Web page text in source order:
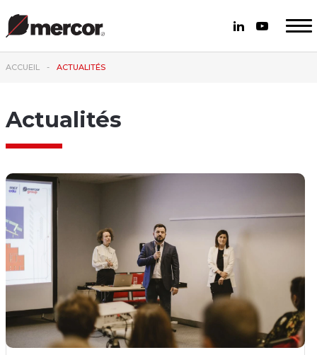
ACCUEIL ACTUALITÉS
Actualités